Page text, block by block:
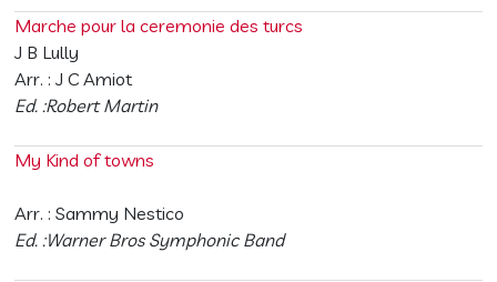
Marche pour la ceremonie des turcs
J B Lully
Arr. : J C Amiot
Ed. :Robert Martin
My Kind of towns
Arr. : Sammy Nestico
Ed. :Warner Bros Symphonic Band